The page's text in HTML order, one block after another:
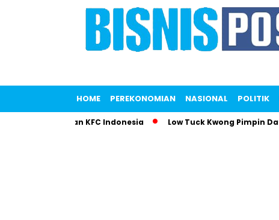
HOME PEREKONOMIAN NASIONAL POLITIK
Gemparkan KFC Indonesia Low Tuck Kwong Pimpin Daftar